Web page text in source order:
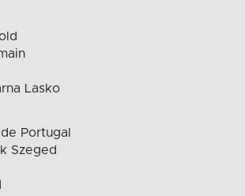
Lasko
Portugal
Szeged